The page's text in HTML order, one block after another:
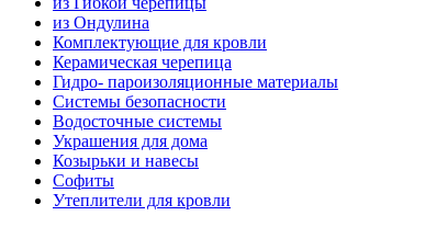
из Ондулина
Комплектующие для кровли
Керамическая черепица
Гидро- пароизоляционные материалы
Системы безопасности
Водосточные системы
Украшения для дома
Козырьки и навесы
Софиты
Утеплители для кровли